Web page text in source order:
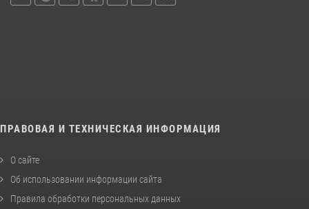
ПРАВОВАЯ И ТЕХНИЧЕСКАЯ ИНФОРМАЦИЯ
О сайте
Об использовании информации сайта
Правила обработки персональных данных